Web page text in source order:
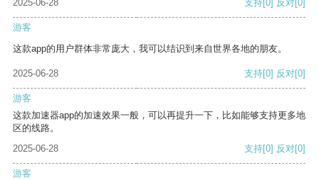
2025-06-28
支持[0] 反对[0]
游客
这款app的用户群体非常庞大，我可以结识到来自世界各地的朋友。
2025-06-28 支持[0] 反对[0]
游客
这款加速器app的加速效果一般，可以再提升一下，比如能够支持更多地
区的线路。
2025-06-28
支持[0] 反对[0]
游客